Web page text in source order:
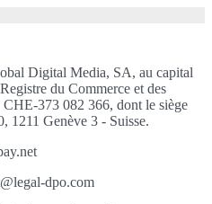
Digital Media, SA, au capital
du Commerce et des
CHE-373 082 366, dont le siège
1211 Genève 3 - Suisse.
dpo.com